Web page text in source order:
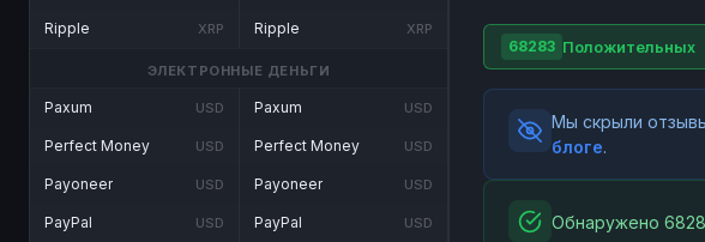
Ripple XRP Ripple XRP
ЭЛЕКТРОННЫЕ ДЕНЬГИ
Paxum USD
Perfect Money USD
Payoneer USD
PayPal USD
Paxum USD
Perfect Money USD
Payoneer USD
PayPal USD
68283 Положительных
Мы скрыли
блоге.
Обнаружено